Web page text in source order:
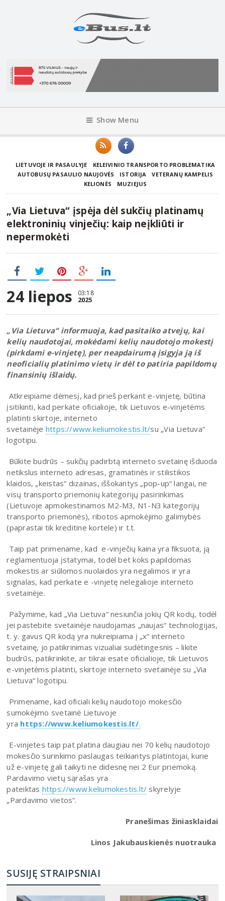
Show Menu
LIETUVOJE IR PASAULYJE
KELEIVINIO TRANSPORTO PROBLEMATIKA
AUTOBUSŲ PASAULIO NAUJOVĖS
ISTORIJA
VETERANŲ KAMPELIS
KELIONĖS
MUZIEJUS
„Via Lietuva“ įspėja dėl sukčių platinamų
elektroninių vinječių: kaip neįkliūti ir
nepermokėti
24 liepos 03:18
2025
„Via Lietuva“ informuoja, kad pasitaiko atvejų, kai
kelių naudotojai, mokėdami kelių naudotojo mokestį
(pirkdami e-vinjetę), per neapdairumą įsigyja ją iš
neoficialių platinimo vietų ir dėl to patiria papildomų
finansinių išlaidų.
Atkreipiame dėmesį, kad prieš perkant e-vinjetę, būtina
įsitikinti, kad perkate oficialioje, tik Lietuvos e-vinjetėms
platinti skirtoje, interneto
svetainėje https://www.keliumokestis.lt/su „Via Lietuva“
logotipu.
Būkite budrūs – sukčių padirbtą interneto svetainę išduoda
netikslus interneto adresas, gramatinės ir stilistikos
klaidos, „keistas“ dizainas, iššokantys „pop-up“ langai, ne
visų transporto priemonių kategorijų pasirinkimas
(Lietuvoje apmokestinamos M2-M3, N1-N3 kategorijų
transporto priemonės), ribotos apmokėjimo galimybės
(paprastai tik kreditine kortele) ir t.t.
Taip pat primename, kad e-vinječių kaina yra fiksuota, ją
reglamentuoja įstatymai, todėl bet koks papildomas
mokestis ar siūlomos nuolaidos yra negalimos ir yra
signalas, kad perkate e -vinjetę nelegalioje interneto
svetainėje.
Pažymime, kad „Via Lietuva“ nesiunčia jokių QR kodų, todėl
jei pastebite svetainėje naudojamas „naujas“ technologijas,
t. y. gavus QR kodą yra nukreipiama į „x“ interneto
svetainę, jo patikrinimas vizualiai sudėtingesnis – likite
budrūs, patikrinkite, ar tikrai esate oficialioje, tik Lietuvos
e-vinjetėms platinti, skirtoje interneto svetainėje su „Via
Lietuva“ logotipu.
Primename, kad oficiali kelių naudotojo mokesčio
sumokėjimo svetainė Lietuvoje
yra https://www.keliumokestis.lt/.
E-vinjetes taip pat platina daugiau nei 70 kelių naudotojo
mokesčio surinkimo paslaugas teikiantys platintojai, kurie
už e-vinjetę gali taikyti ne didesnę nei 2 Eur priemoką.
Pardavimo vietų sąrašas yra
pateiktas https://www.keliumokestis.lt/ skyrelyje
„Pardavimo vietos”.
Pranešimas žiniasklaidai
Linos Jakubauskienės nuotrauka
SUSIJĘ STRAIPSNIAI